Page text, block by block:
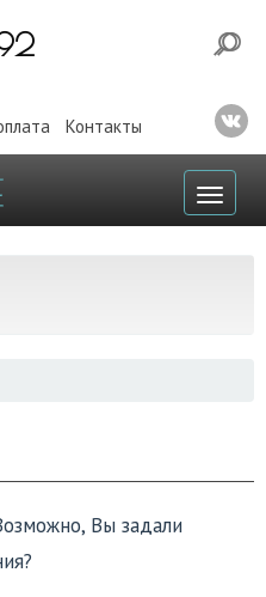
Контакты
Вы задали